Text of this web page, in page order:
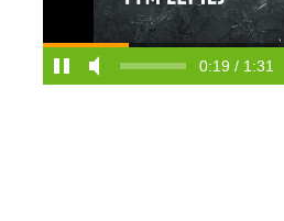
0:20 / 1:31